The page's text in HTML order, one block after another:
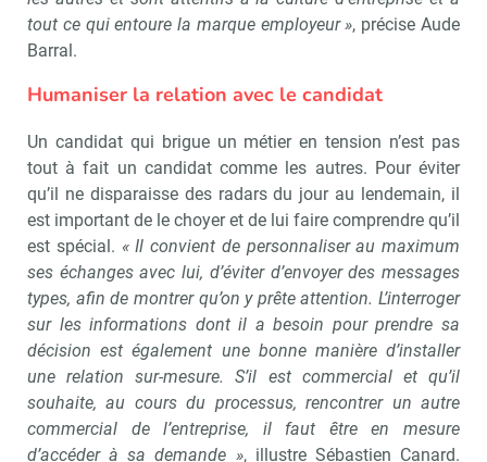
tout ce qui entoure la marque employeur », précise Aude
Barral.
Humaniser la relation avec le candidat
Un candidat qui brigue un métier en tension n’est pas
tout à fait un candidat comme les autres. Pour éviter
qu’il ne disparaisse des radars du jour au lendemain, il
est important de le choyer et de lui faire comprendre qu’il
est spécial. « Il convient de personnaliser au maximum
ses échanges avec lui, d’éviter d’envoyer des messages
types, afin de montrer qu’on y prête attention. L’interroger
sur les informations dont il a besoin pour prendre sa
décision est également une bonne manière d’installer
une relation sur-mesure. S’il est commercial et qu’il
souhaite, au cours du processus, rencontrer un autre
commercial de l’entreprise, il faut être en mesure
d’accéder à sa demande », illustre Sébastien Canard.
Recevoir RH MatinAbonnez-
Valider
Non merci, je reçois déjà
!
Je déciderai plus
tard